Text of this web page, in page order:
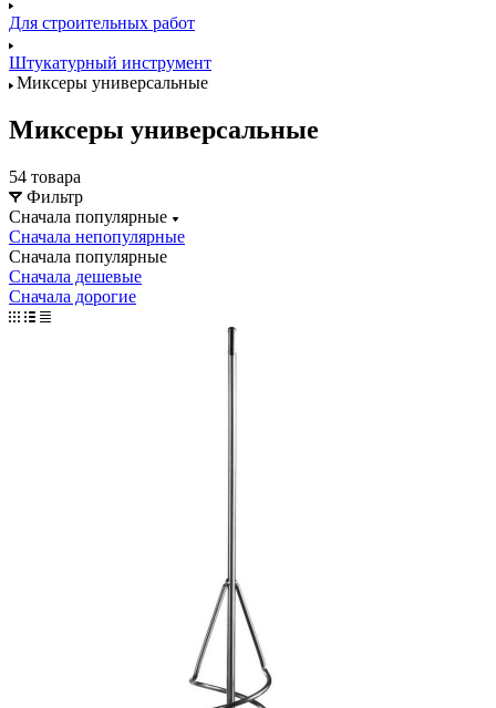
Для строительных работ
Штукатурный инструмент
Миксеры универсальные
Миксеры универсальные
54 товара
Фильтр
Сначала популярные
Сначала непопулярные
Сначала популярные
Сначала дешевые
Сначала дорогие